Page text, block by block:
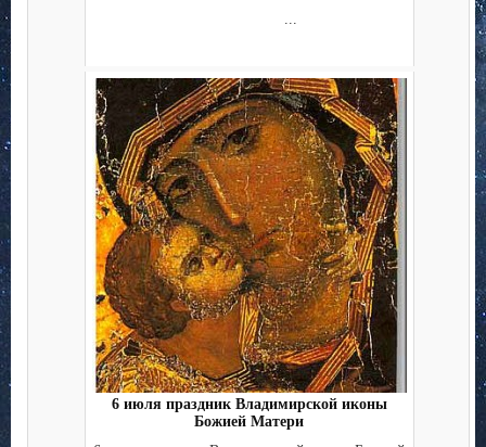
6 июля праздник Владимирской иконы
Божией Матери